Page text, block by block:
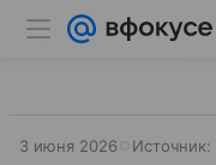
3 июня 2026 Источник: